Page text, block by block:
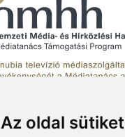
Az oldal sütiket